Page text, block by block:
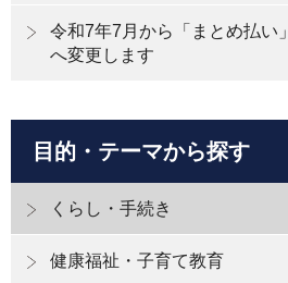
令和7年7月から「まとめ払い
へ変更します
目的・テーマから探す
くらし・手続き
健康福祉・子育て教育